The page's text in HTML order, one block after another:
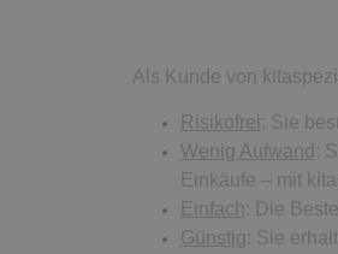
Als Kunde von
Risikofrei : Sie
Wenig Aufwand :
Einkäufe – mit
Einfach: Die
Günstig: Sie